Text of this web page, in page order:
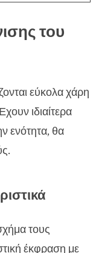
του
εύκολα χάρη
ιδιαίτερα
ενότητα, θα
τους
έκφραση με